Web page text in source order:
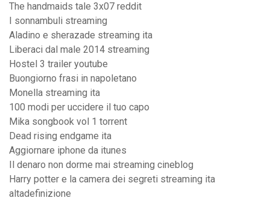
The handmaids tale 3x07 reddit
I sonnambuli streaming
Aladino e sherazade streaming ita
Liberaci dal male 2014 streaming
Hostel 3 trailer youtube
Buongiorno frasi in napoletano
Monella streaming ita
100 modi per uccidere il tuo capo
Mika songbook vol 1 torrent
Dead rising endgame ita
Aggiornare iphone da itunes
Il denaro non dorme mai streaming cineblog
Harry potter e la camera dei segreti streaming ita
altadefinizione